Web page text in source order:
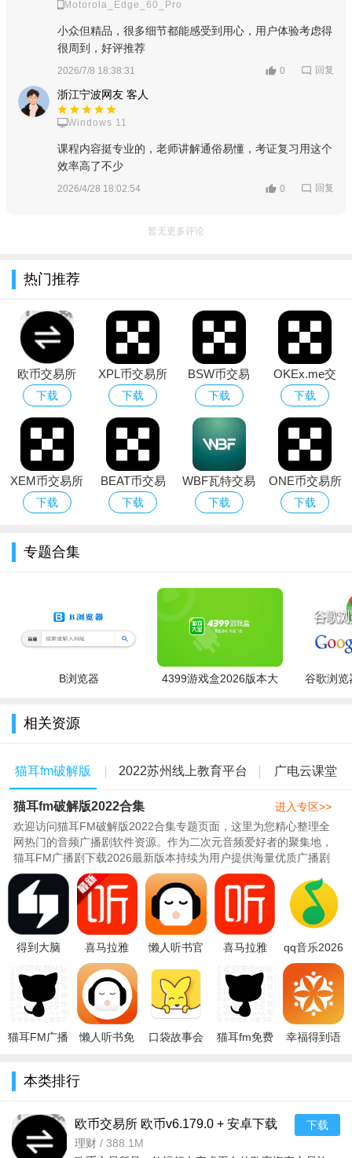
用户们还可以在分类页面根据资源类型筛选出自己喜欢的有
用户们挑选完资源后，可以免费播放资源，然后根据自身听
书习惯来调整播放设置
Motorola_Edge_60_Pro
小众但精品，很多细节都能感受到用心，用户体验考虑得
很周到，好评推荐
2026/7/8 18:38:31 0 回复
浙江宁波网友 客人
Windows 11
课程内容挺专业的，老师讲解通俗易懂，考证复习用这个
效率高了不少
2026/4/28 18:02:54 0 回复
暂无更多评论
热门推荐
欧币交易所
欧币
下载
XPL币交易所
下载
BSW币交易
所
下载
OKEx.me交
易平台
下载
XEM币交易所
XEM
下载
BEAT币交易
所
下载
WBF瓦特交易
所
下载
ONE币交易所
下载
专题合集
B浏览器
4399游戏盒2026版本大
谷歌浏览
相关资源
猫耳fm破解版
2022合集
2022苏州线上教育平台 广电云课堂
app合集
猫耳fm破解版2022合集
欢迎访问猫耳FM破解版2022合集专题页面，这里为您精心整理全
网热门的音频广播剧软件资源。作为二次元音频爱好者的聚集地，
猫耳FM广播剧下载2026最新版本持续为用户提供海量优质广播剧
内容，涵盖言情、悬疑、纯爱等多..
进入专区>>
得到大脑
网app下载
最新版本
v3.0
喜马拉雅
app免费安
装官方2026
最新版
v9.4.94
懒人听书官
手机安卓版
v8.8.03安卓
喜马拉雅
下载官方版
v9.4.94.3安
卓
qq音乐2026
最新版
v20.6.5.8安
卓版
猫耳FM广播
v6.6.6手机
懒人听书免
口袋故事会
猫耳fm免费
幸福得到语
本类排行
欧币交易所 欧币v6.179.0 + 安卓下载
理财 / 388.1M
下载